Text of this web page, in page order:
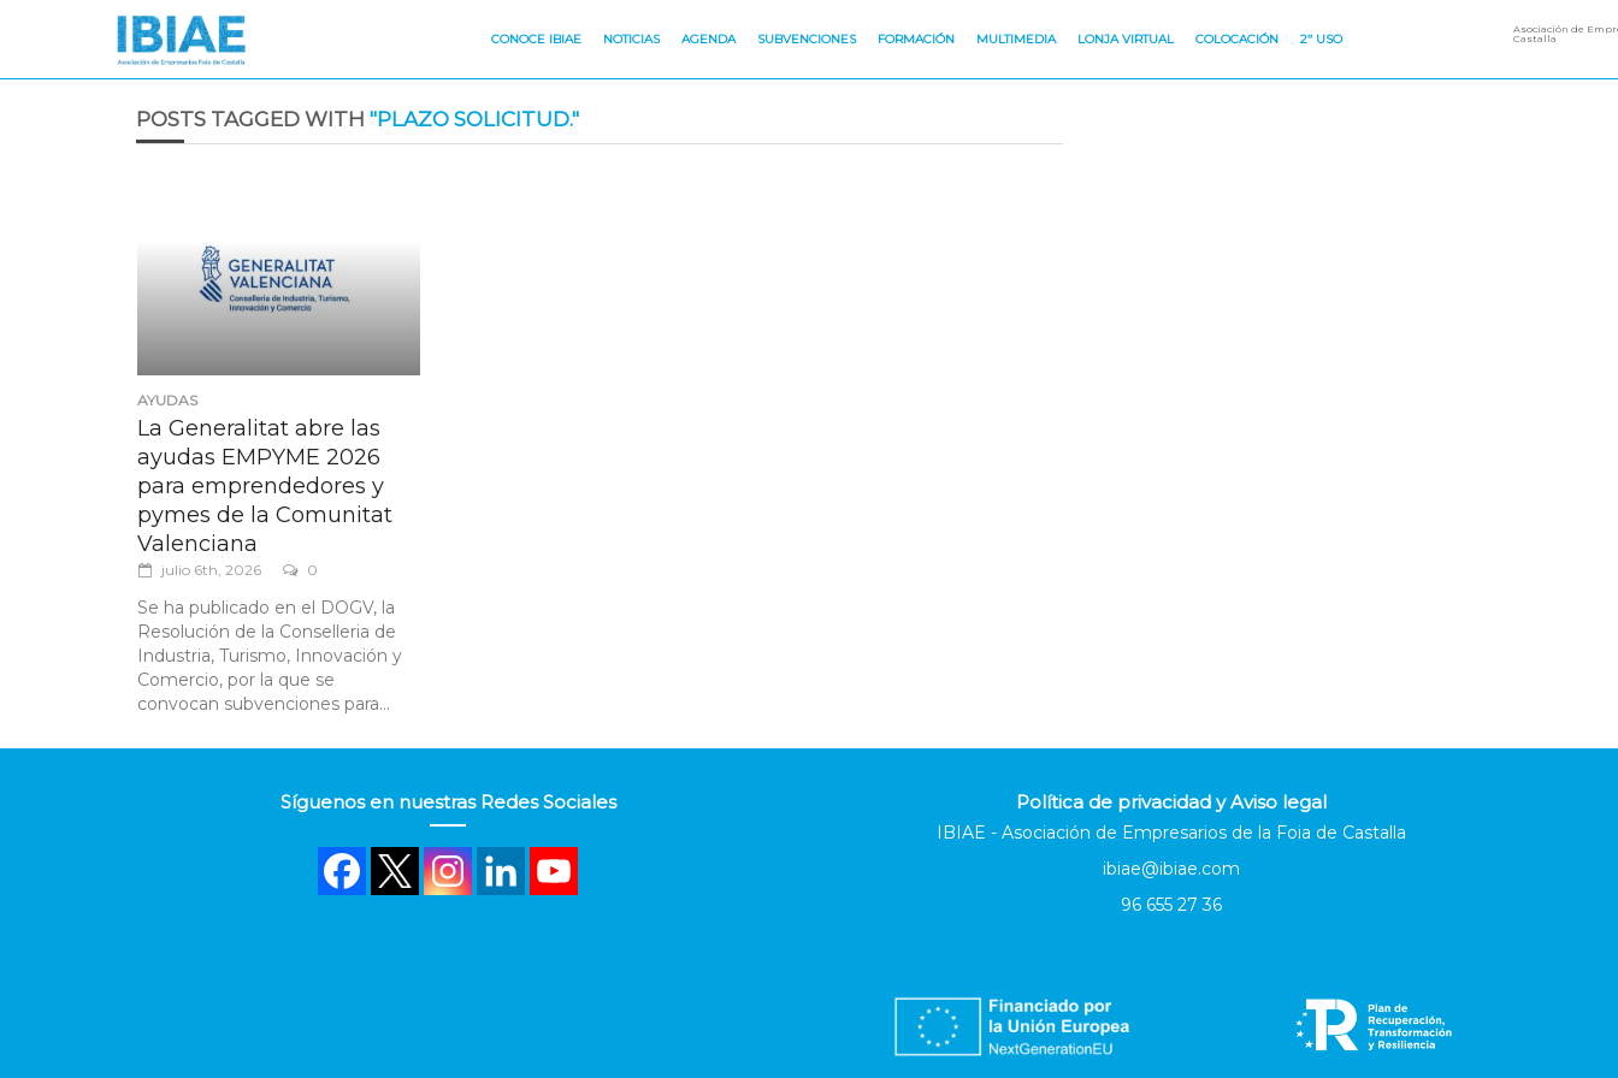
CONOCE IBIAE NOTICIAS AGENDA SUBVENCIONES FORMACIÓN MULTIMEDIA LONJA VIRTUAL COLOCACIÓN 2º USO
Asociación de
Castalla
POSTS TAGGED WITH "PLAZO SOLICITUD."
AYUDAS
La Generalitat abre las
ayudas EMPYME 2026
para emprendedores y
pymes de la Comunitat
Valenciana
julio 6th, 2026 0
Se ha publicado en el DOGV, la
Resolución de la Conselleria de
Industria, Turismo, Innovación y
Comercio, por la que se
convocan subvenciones para...
Síguenos en nuestras Redes Sociales Política de privacidad y Aviso legal
IBIAE - Asociación de Empresarios de la Foia de Castalla
ibiae@ibiae.com
96 655 27 36